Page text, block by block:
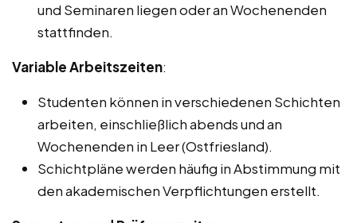
und Seminaren liegen oder an Wochenenden
stattfinden.
Variable Arbeitszeiten:
Studenten können in verschiedenen Schichten
arbeiten, einschließlich abends und an
Wochenenden in Leer (Ostfriesland).
Schichtpläne werden häufig in Abstimmung mit
den akademischen Verpflichtungen erstellt.